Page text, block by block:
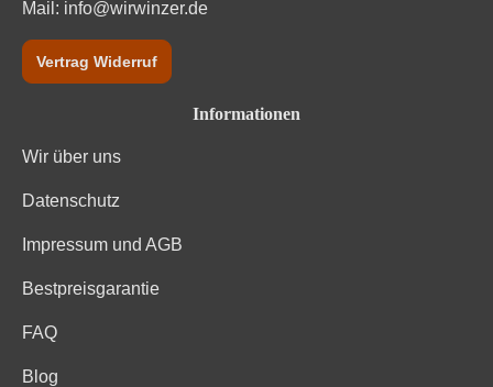
Mail: info@wirwinzer.de
Vertrag Widerruf
Informationen
Wir über uns
Datenschutz
Impressum und AGB
Bestpreisgarantie
FAQ
Blog